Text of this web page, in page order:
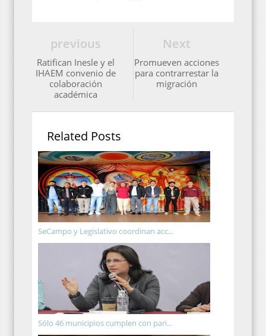
Next
Promueven acciones
para contrarrestar la
migración
previous
Ratifican Inesle y el
IHAEM convenio de
colaboración
académica
Related Posts
SeCampo y Legislativo coordinan acc...
Sólo 46 municipios cumplen con pari...